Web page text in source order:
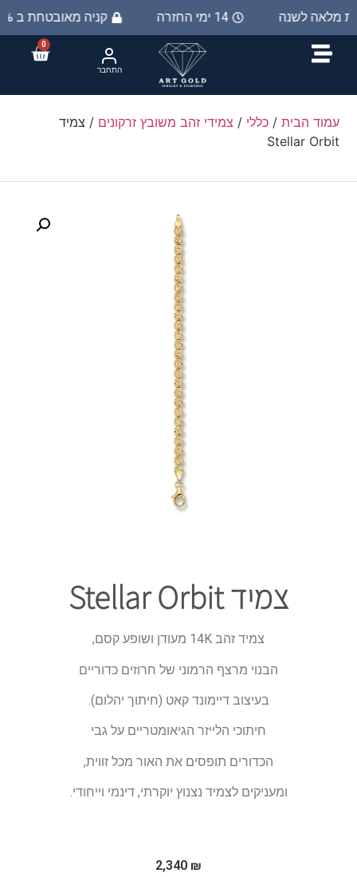
קניה מאובטחת ב 100% 14 ימי החזרה מלאה לשנה
0
התחבר
עמוד הבית / כללי / צמידי זהב משובץ זרקונים / צמיד
Stellar Orbit
צמיד Stellar Orbit
צמיד זהב 14K מעודן ושופע קסם,
הבנוי מרצף הרמוני של חרוזים כדוריים
בעיצוב דיימונד קאט (חיתוך יהלום).
חיתוכי הלייזר הגיאומטריים על גבי
הכדורים תופסים את האור מכל זווית,
ומעניקים לצמיד נצנוץ יוקרתי, דינמי וייחודי.
2,340 ₪